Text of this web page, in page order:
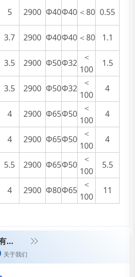
5 2900 Φ40Φ40 ＜80 0.55
3.7 2900 Φ40Φ40 ＜80
1.1
3.5 2900 Φ50Φ32
＜
100
1.5
3.5 2900 Φ50Φ32
＜
100
4
4 2900 Φ65Φ50
＜
100
4
4 2900 Φ65Φ50
＜
100
4
5.5 2900 Φ65Φ50
＜
100
5.5
4 2900 Φ80Φ65
＜
100
11
上海飞河泵业有限公司
关于我们